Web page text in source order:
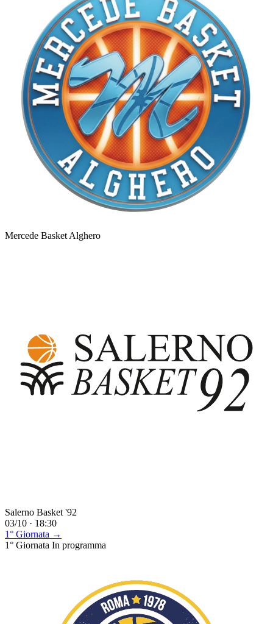
Mercede Basket Alghero
Salerno Basket '92
03/10 · 18:30
1° Giornata →
1° Giornata In programma